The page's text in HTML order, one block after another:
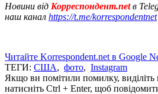
Новини від Корреспондент.netв
наш канал https://t.me/korrespondentnet
Читайте Korrespondent.net в Google
ТЕГИ: США, фото, Instagram
Якщо ви помітили помилку, виділіть
натисніть Ctrl + Enter, щоб